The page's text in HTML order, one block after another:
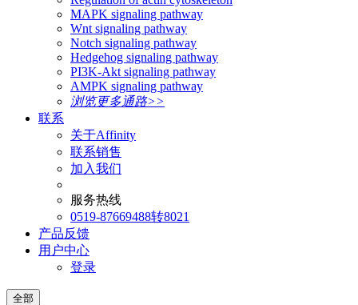
MAPK signaling pathway
Wnt signaling pathway
Notch signaling pathway
Hedgehog signaling pathway
PI3K-Akt signaling pathway
AMPK signaling pathway
浏览更多通路>>
联系
关于Affinity
联系销售
加入我们
服务热线
0519-87669488转8021
产品反馈
用户中心
登录
全部